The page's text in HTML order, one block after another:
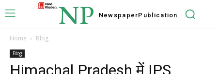
NP NewspaperPublication
Home Blog
Blog
Himachal Pradesh में IPS